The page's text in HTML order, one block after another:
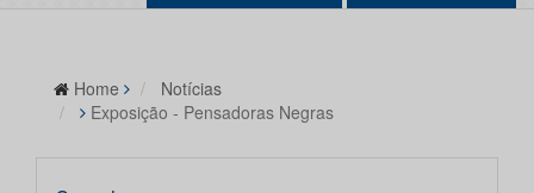
Home
Notícias
Exposição - Pensadoras Negras